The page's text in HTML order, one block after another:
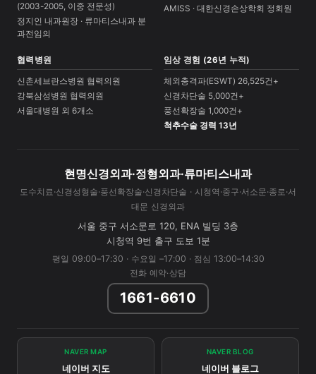
(2003-2005, 이중 전문성)
정지인 내과원장 · 류마티스내과 분
과전임의
AMISS · 대한신경손상학회 정회원
협력병원
신촌세브란스병원 협력의원
강북삼성병원 협력의원
서울대병원 외 6개소
임상 경험 (26년 누적)
체외충격파(ESWT) 26,525건+
신경차단술 5,000건+
풍선확장술 1,000건+
척추수술 경력 13년
현명신경외과·정형외과·류마티스내과
도수치료·신경성형술·풍선확장술·신경차단술 · 시청역·중구·서소문·종로·서
대문 신경외과
서울 중구 서소문로 120, ENA 빌딩 3층
시청역 9번 출구 도보 1분
평일 09:00–17:30 · 수요일 –17:00 · 점심 13:00–14:30
전화 예약·상담
1661-6610
NAVER MAP
네이버 지도
NAVER BLOG
네이버 블로그